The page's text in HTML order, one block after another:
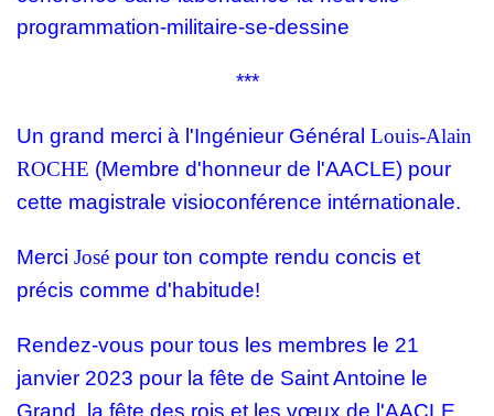
programmation-militaire-se-dessine
***
Un grand merci à l'Ingénieur Général Louis-Alain
ROCHE (Membre d'honneur de l'AACLE) pour
cette magistrale visioconférence intérnationale.
Merci José pour ton compte rendu concis et
précis comme d'habitude!
Rendez-vous pour tous les membres le 21
janvier 2023 pour la fête de Saint Antoine le
Grand, la fête des rois et les vœux de l'AACLE